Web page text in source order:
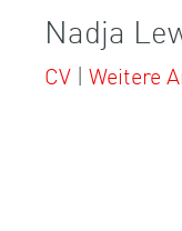
Nadja
CV | Weitere